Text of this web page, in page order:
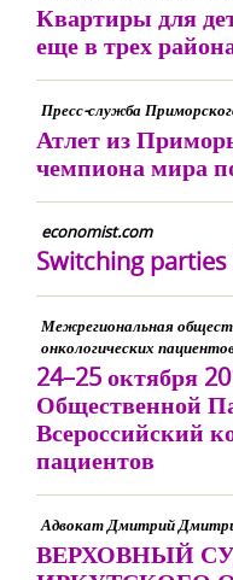
Квартиры для
еще в трех
Пресс-служба
Атлет из
чемпиона мира
economist.com
Switching parties
Межрегиональная
онкологических
24–25 октября
Общественной
Всероссийский
пациентов
Адвокат Дмитрий
ВЕРХОВНЫЙ